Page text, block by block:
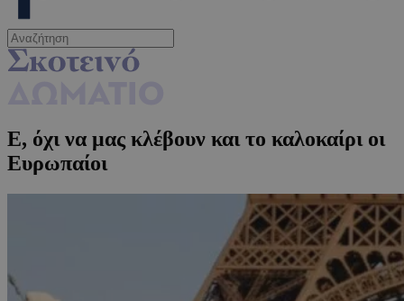
Ε, όχι να μας κλέβουν και το καλοκαίρι οι
Ευρωπαίοι